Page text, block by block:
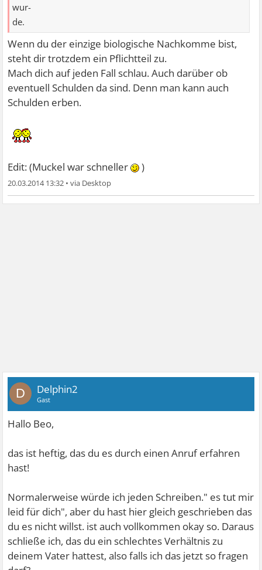
wur-
de.
Wenn du der einzige biologische Nachkomme bist,
steht dir trotzdem ein Pflichtteil zu.
Mach dich auf jeden Fall schlau. Auch darüber ob
eventuell Schulden da sind. Denn man kann auch
Schulden erben.
Edit: (Muckel war schneller )
20.03.2014 13:32 •
D Delphin2
Gast
Hallo Beo,
das ist heftig, das du es durch einen Anruf erfahren
hast!
Normalerweise würde ich jeden Schreiben." es tut mir
leid für dich", aber du hast hier gleich geschrieben das
du es nicht willst. ist auch vollkommen okay so. Daraus
schließe ich, das du ein schlechtes Verhältnis zu
deinem Vater hattest, also falls ich das jetzt so fragen